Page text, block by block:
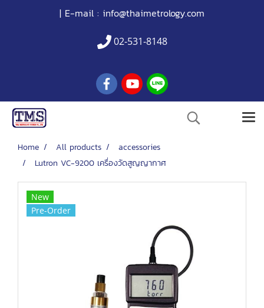
| E-mail : info@thaimetrology.com
02-531-8148
Home All products
accessories
Lutron VC-9200 เครื่องวัดสูญญากาศ
New
Pre-Order